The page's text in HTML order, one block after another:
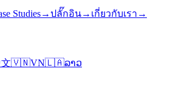
Studies→ปลั๊กอิน→ เกี่ยวกับเรา →
🇻🇳VN🇱🇦ລາວ